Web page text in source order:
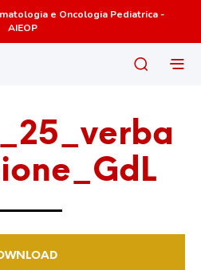
e Oncologia Pediatrica -
AIEOP